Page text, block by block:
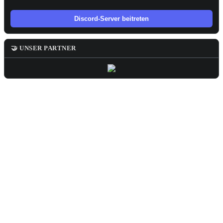
Discord-Server beitreten
🤝 UNSER PARTNER